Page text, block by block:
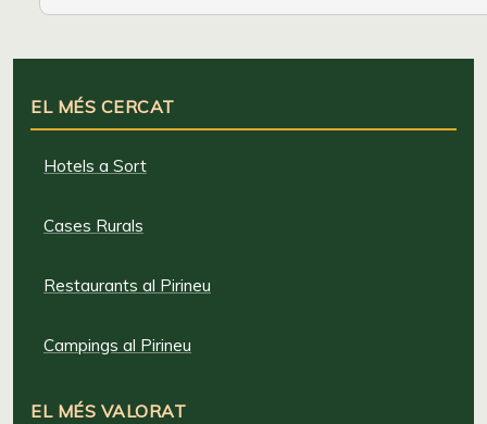
EL MÉS CERCAT
Hotels a Sort
Cases Rurals
Restaurants al Pirineu
Campings al Pirineu
EL MÉS VALORAT